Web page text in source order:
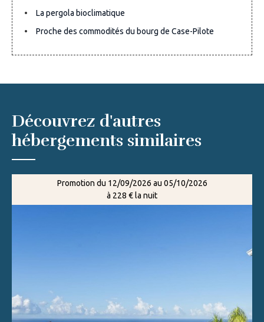
La pergola bioclimatique
Proche des commodités du bourg de Case-Pilote
Découvrez d'autres
hébergements similaires
Promotion du 12/09/2026 au 05/10/2026
à 228 € la nuit